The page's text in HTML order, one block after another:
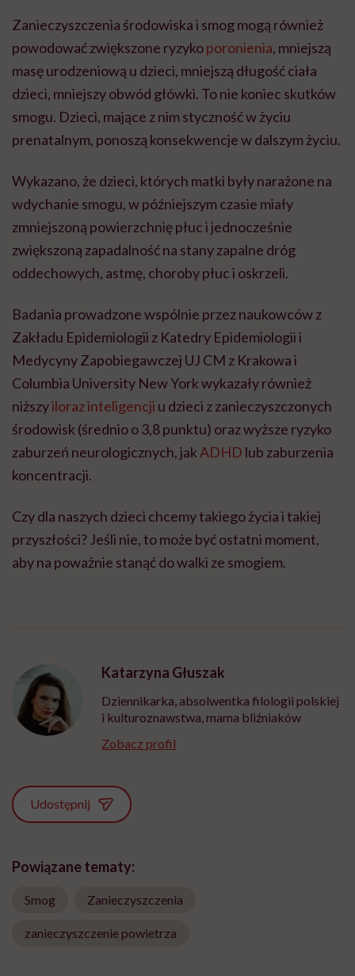
Zanieczyszczenia środowiska i smog mogą również
powodować zwiększone ryzykoporonienia, mniejszą
masę urodzeniową u dzieci, mniejszą długość ciała
dzieci, mniejszy obwód główki. To nie koniec skutków
smogu. Dzieci, mające z nim styczność w życiu
prenatalnym, ponoszą konsekwencje w dalszym życiu.
Wykazano, że dzieci, których matki były narażone na
wdychanie smogu, w późniejszym czasie miały
zmniejszoną powierzchnię płuc i jednocześnie
zwiększoną zapadalność na stany zapalne dróg
oddechowych, astmę, choroby płuc i oskrzeli.
Badania prowadzone wspólnie przez naukowców z
Zakładu Epidemiologii z Katedry Epidemiologii i
Medycyny Zapobiegawczej UJ CM z Krakowa i
Columbia University New York wykazały również
niższyiloraz inteligencji u dzieci z zanieczyszczonych
środowisk (średnio o 3,8 punktu) oraz wyższe ryzyko
zaburzeń neurologicznych, jak ADHD lub zaburzenia
koncentracji.
Czy dla naszych dzieci chcemy takiego życia i takiej
przyszłości? Jeśli nie, to może być ostatni moment,
aby na poważnie stanąć do walki ze smogiem.
Katarzyna Głuszak
Dziennikarka, absolwentka filologii polskiej
i kulturoznawstwa, mama bliźniaków
Zobacz profil
Udostępnij
Powiązane tematy:
Smog Zanieczyszczenia
zanieczyszczenie powietrza